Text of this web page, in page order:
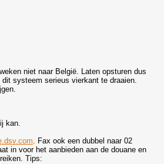
niet naar België. Laten opsturen dus
systeem serieus vierkant te draaien.
kan.
. Fax ook een dubbel naar 02
in voor het aanbieden aan de douane en
Tips: